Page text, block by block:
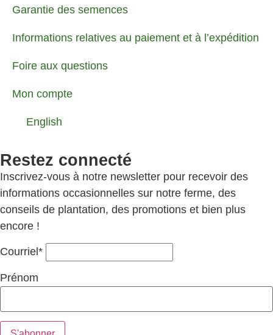
Garantie des semences
Informations relatives au paiement et à l’expédition
Foire aux questions
Mon compte
English
Restez connecté
Inscrivez-vous à notre newsletter pour recevoir des
informations occasionnelles sur notre ferme, des
conseils de plantation, des promotions et bien plus
encore !
Courriel*
Prénom